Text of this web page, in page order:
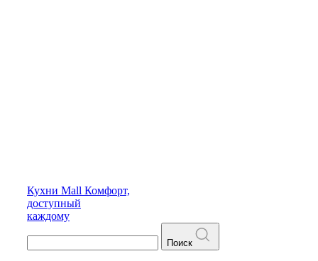
Кухни Mall Комфорт,
доступный
каждому
Поиск